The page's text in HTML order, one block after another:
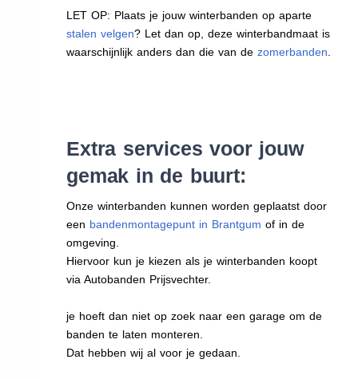
LET OP: Plaats je jouw winterbanden op aparte
stalen velgen? Let dan op, deze winterbandmaat is
waarschijnlijk anders dan die van dezomerbanden
Extra services voor jouw
gemak in de buurt:
Onze winterbanden kunnen worden geplaatst door
een bandenmontagepunt in Brantgum of in de
omgeving.
Hiervoor kun je kiezen als je winterbanden koopt
via Autobanden Prijsvechter.
je hoeft dan niet op zoek naar een garage om de
banden te laten monteren.
Dat hebben wij al voor je gedaan.